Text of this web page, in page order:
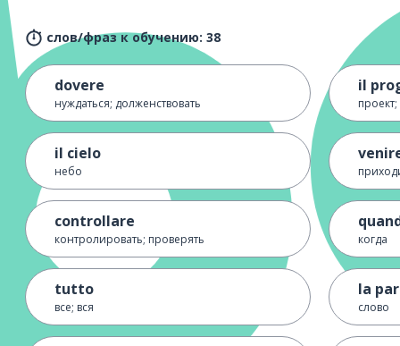
слов/фраз к обучению: 38
dovere
нуждаться; долженствовать
il cielo
небо
controllare
контролировать; проверять
tutto
все; вся
il
когда
la
слово